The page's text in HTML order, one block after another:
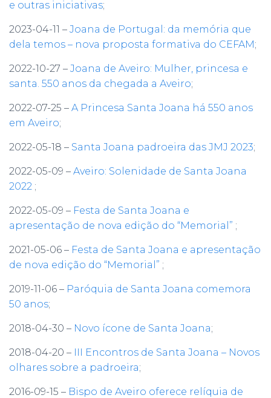
:
e outras iniciativas;
2023-04-11 – Joana de Portugal: da memória que
dela temos – nova proposta formativa do CEFAM;
2022-10-27 – Joana de Aveiro: Mulher, princesa e
santa. 550 anos da chegada a Aveiro;
2022-07-25 – A Princesa Santa Joana há 550 anos
em Aveiro;
2022-05-18 – Santa Joana padroeira das JMJ 2023;
2022-05-09 – Aveiro: Solenidade de Santa Joana
2022 ;
2022-05-09 – Festa de Santa Joana e
apresentação de nova edição do “Memorial” ;
2021-05-06 – Festa de Santa Joana e apresentação
de nova edição do “Memorial” ;
2019-11-06 – Paróquia de Santa Joana comemora
50 anos;
2018-04-30 – Novo ícone de Santa Joana;
2018-04-20 – III Encontros de Santa Joana – Novos
olhares sobre a padroeira;
2016-09-15 – Bispo de Aveiro oferece relíquia de